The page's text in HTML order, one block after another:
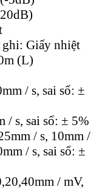
Giấy nhiệt
(L)
/ s, sai số: ±
/ s, sai số: ± 5%
/ s, 10mm /
/ s, sai số: ±
/ mV,